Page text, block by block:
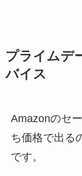
プライムデ
バイス
Amazonのセ
ち価格で出る
です。